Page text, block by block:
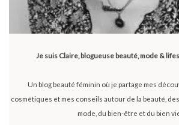
Je suis Claire, blogueuse beauté, mode &
Un blog beauté féminin où je partage mes
cosmétiques et mes conseils autour de la beauté,
mode, du bien-être et du bien